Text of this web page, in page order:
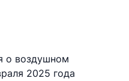
о воздушном
2025 года